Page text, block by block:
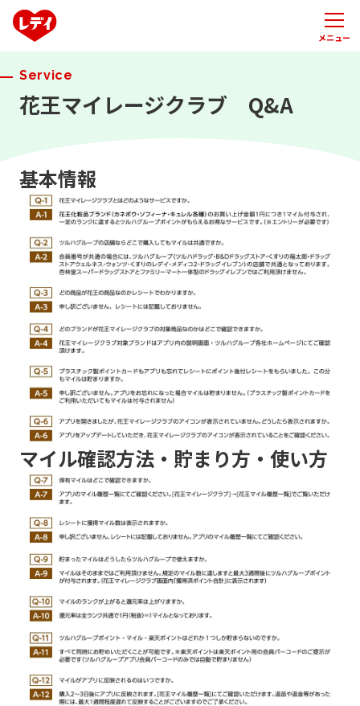
メニュー
Service
花王マイレージクラブ Q&A
基本情報
マイル確認方法・貯まり方・使い方